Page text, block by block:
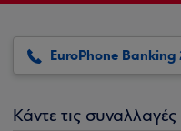
EuroPhone
Κάντε τις